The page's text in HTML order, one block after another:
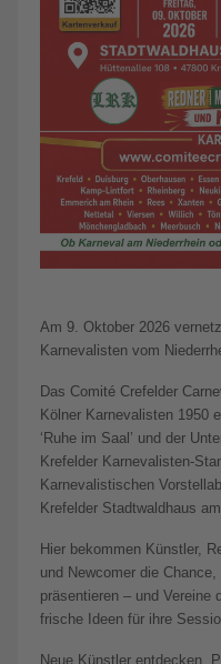
Am 9. Oktober 2026
Karnevalisten vom
Das Comité Crefelder
Kölner Karnevalisten 1950
‘Ruhe im Saal’ und der
Krefelder Karnevalisten-
Karnevalistischen
Krefelder Stadtwaldhaus
Hier bekommen Künstler,
und Newcomer die
präsentieren – und Vereine
frische Ideen für ihre
Neue Künstler entdecken,